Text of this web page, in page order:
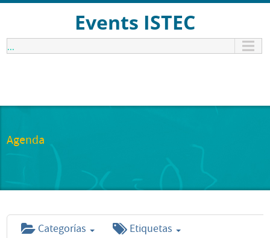
Events ISTEC
...
Agenda
Categorías Etiquetas